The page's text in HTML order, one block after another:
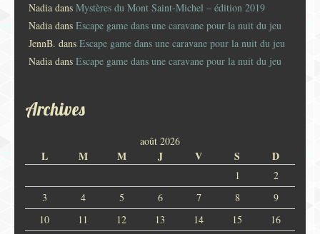
Nadia dans Mystères du Mont Saint-Michel – édition 2019
Nadia dans Escape game dans une caravane pour la nuit du jeu
JennB. dans Escape game dans une caravane pour la nuit du jeu
Nadia dans Escape game dans une caravane pour la nuit du jeu
Archives
août 2026
L M M J V S D
1
2
3
4 5 6 7 8
9
10
11 12 13 14 15
16